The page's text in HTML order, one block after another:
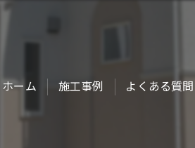
ホーム 施工事例 よくある質問